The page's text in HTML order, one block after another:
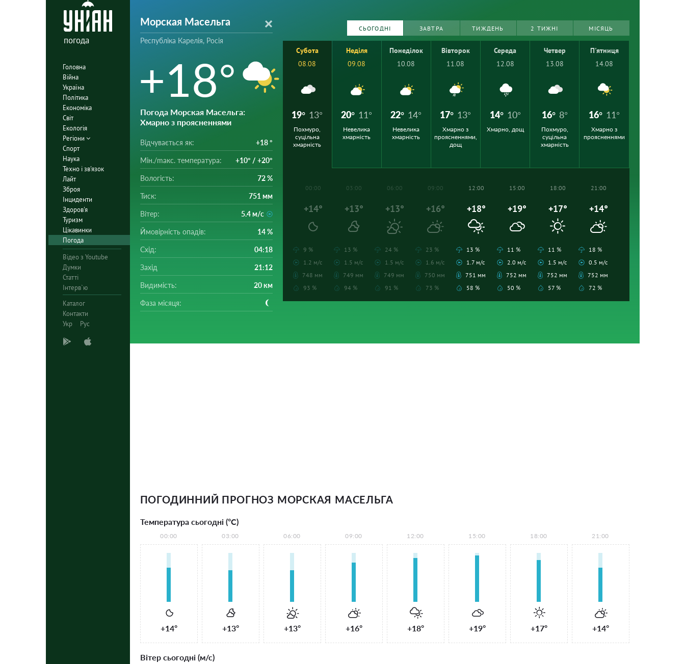
погода
Головна
Війна
Україна
Політика
Економіка
Світ
Екологія
Регіони
Спорт
Наука
Техно і зв'язок
Лайт
Зброя
Інциденти
Здоров'я
Туризм
Цікавинки
Погода
Відео з Youtube
Думки
Статті
Інтерв`ю
Каталог
Контакти
Укр
Рус
Морская Масельга
Республіка Карелія, Росія
+18°
Погода Морская Масельга:
Хмарно з проясненнями
Відчувається як: +18 °
Мін./mакс. температура: +10° / +20°
Вологість: 72 %
Тиск: 751 мм
Вітер: 5.4 м/с
Ймовірність опадів: 14 %
Схід: 04:18
Захід 21:12
Видимість: 20 км
Фаза місяця:
СЬОГОДНІ ЗАВТРА ТИЖДЕНЬ 2 ТИЖНІ МІСЯЦЬ
Субота
08.08
19° 13°
Похмуро,
суцільна
хмарність
Неділя
09.08
20° 11°
Невелика
хмарність
Понеділок
10.08
22° 14°
Невелика
хмарність
Вівторок
11.08
17° 13°
Хмарно з
проясненнями,
дощ
Середа
12.08
14° 10°
Хмарно, дощ
Четвер
13.08
16° 8°
Похмуро,
суцільна
хмарність
П'ятниця
14.08
16° 11°
Хмарно з
проясненнями
00:00
+14°
9 %
1.2 м/с
748 мм
93 %
03:00
+13°
13 %
1.5 м/с
749 мм
94 %
06:00
+13°
24 %
1.5 м/с
749 мм
91 %
09:00
+16°
23 %
1.6 м/с
750 мм
73 %
12:00
+18°
13 %
1.7 м/с
751 мм
58 %
15:00
+19°
11 %
2.0 м/с
752 мм
50 %
18:00
+17°
11 %
1.5 м/с
752 мм
57 %
21:00
+14°
18 %
0.5 м/с
752 мм
72 %
ПОГОДИННИЙ ПРОГНОЗ МОРСКАЯ МАСЕЛЬГА
Температура сьогодні (°С)
00:00
+14°
03:00
+13°
06:00
+13°
09:00
+16°
12:00
+18°
15:00
+19°
18:00
+17°
21:00
+14°
Вітер сьогодні (м/с)